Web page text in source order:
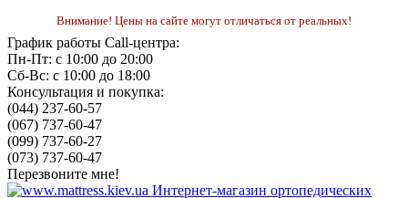
Внимание! Цены на сайте могут отличаться от реальных!
График работы Call-центра:
Пн-Пт: с 10:00 до 20:00
Сб-Вс: с 10:00 до 18:00
Консультация и покупка:
(044) 237-60-57
(067) 737-60-47
(099) 737-60-27
(073) 737-60-47
Перезвоните мне!